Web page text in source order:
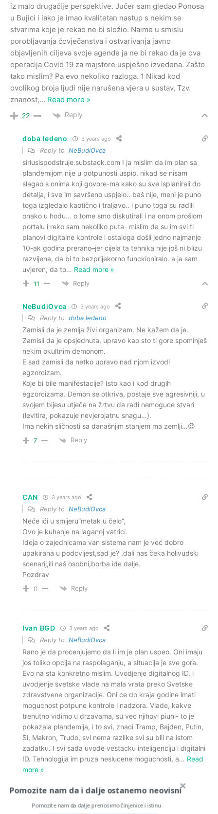
iz malo drugačije perspektive. Jučer sam gledao Ponosa
u Bujici i iako je imao kvalitetan nastup s nekim se
stvarima koje je rekao ne bi složio. Naime u smislu
porobljavanja čovječanstva i ostvarivanja javno
objavljenih ciljeva svoje agende ja ne bi rekao da je ova
operacija Covid 19 za majstore uspješno izvedena. Zašto
tako mislim? Pa evo nekoliko razloga. 1 Nikad kod
ovolikog broja ljudi nije narušena vjera u sustav, Tzv.
znanost,… Read more »
22 Reply
doba ledeno 3 years ago
Reply to NeBudiOvca
siriusispodstruje.substack.com I ja mislim da im plan sa
plandemijom nije u potpunosti uspio. nikad se nisam
slagao s onima koji govore-ma kako su sve isplanirali do
detalja, i sve im savršeno uspjelo.. baš nije, meni je puno
toga izgledalo kaotično i traljavo.. i puno toga su radili
onako u hodu… o tome smo diskutirali i na onom prošlom
portalu i reko sam nekoliko puta- mislim da su im svi ti
planovi digitalne kontrole i ostaloga došli jedno najmanje
10-ak godina prerano–jer cijela ta tehnika nije još ni blizu
razvijena, da bi to bezprijekorno funckioniralo. a ja sam
uvjeren, da to… Read more »
11 Reply
NeBudiOvca 3 years ago
Reply to doba ledeno
Zamisli da je zemlja živi organizam. Ne kažem da je.
Zamisli da je opsjednuta, upravo kao sto ti gore spominješ
nekim okultnim demonom.
E sad zamisli da netko upravo nad njom izvodi
egzorcizam.
Koje bi bile manifestacije? Isto kao i kod drugih
egzorcizama. Demon se otkriva, postaje sve agresivniji, u
svojem bijesu utječe na žrtvu da radi nemoguce stvari
(levitira, pokazuje nevjerojatnu snagu…).
Ima nekih sličnosti sa današnjim stanjem ma zemlji…😉
7 Reply
CAN 3 years ago
Reply to NeBudiOvca
Neće ići u smijeru”metak u čelo”,
Ovo je kuhanje na laganoj vatrici.
Ideja o zajednicama van sistema nam je već dobro
upakirana u podcvijest,sad je? ,dali nas čeka holivudski
scenarij,ili naš osobni,borba ide dalje.
Pozdrav
0 Reply
Ivan BGD 3 years ago
Reply to NeBudiOvca
Rano je da procenjujemo da li im je plan uspeo. Oni imaju
jos toliko opcija na raspolaganju, a situacija je sve gora.
Evo na sta konkretno mislim. Uvodjenje digitalnog ID, i
uvodjenje svetske vlade na mala vrata preko Svetske
zdravstvene organizacije. Oni ce do kraja godine imati
mogucnost potpune kontrole i nadzora. Vlade, kakve
trenutno vidimo u drzavama, su vec njihovi piuni- to je
pokazala plandemija, i to svi, znaci Tramp, Bajden, Putin,
Si, Makron, Trudo, svi nema razlike svi su bili na istom
zadatku. I svi sada uvode vestacku inteligenciju i digitalni
ID. Tehnologija im pruza neslucene mogucnosti, a… Read
more »
Pomozite nam da i dalje ostanemo neovisni
Pomozite nam da dalje prenosimo činjenice i istinu